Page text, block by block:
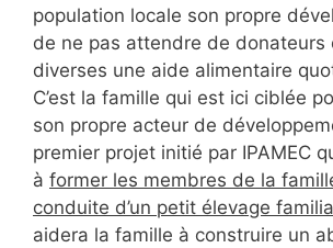
population locale son propre
de ne pas attendre de donateurs
diverses une aide alimentaire
C’est la famille qui est ici ciblée
son propre acteur de
premier projet initié par IPAMEC
à former les membres de la
conduite d’un petit élevage
aidera la famille à construire un